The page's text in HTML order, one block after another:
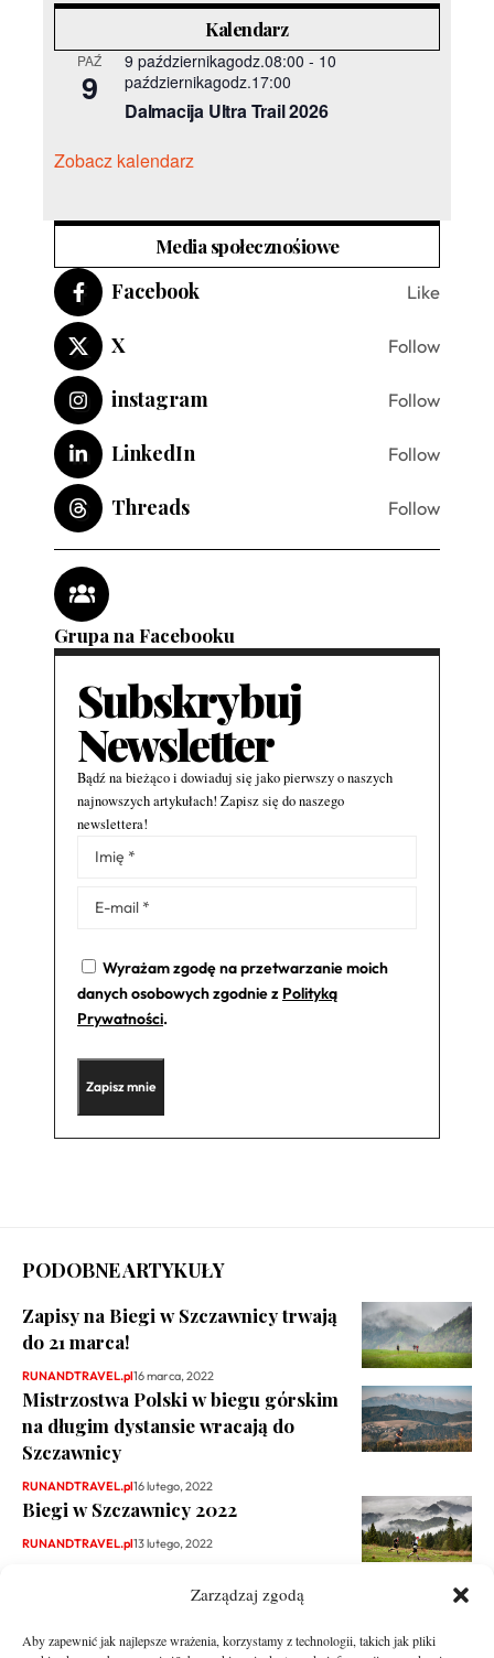
Zarządzaj zgodą
Aby zapewnić jak najlepsze wrażenia, korzystamy z technologii, takich jak pliki
Kalendarz
PAŹ
9
9 październikagodz.08:00 - 10
październikagodz.17:00
Dalmacija Ultra Trail 2026
Zobacz kalendarz
Media społecznośiowe
Facebook Like
X Follow
instagram Follow
LinkedIn Follow
Threads Follow
Grupa na Facebooku
Subskrybuj
Newsletter
Bądź na bieżąco i dowiaduj się jako pierwszy o naszych
najnowszych artykułach! Zapisz się do naszego
newslettera!
Wyrażam zgodę na przetwarzanie moich
danych osobowych zgodnie z Polityką
Prywatności.
Alternative:
PODOBNE ARTYKUŁY
Zapisy na Biegi w Szczawnicy trwają
do 21 marca!
RUNANDTRAVEL.pl16 marca, 2022
Mistrzostwa Polski w biegu górskim
na długim dystansie wracają do
Szczawnicy
RUNANDTRAVEL.pl16 lutego, 2022
Biegi w Szczawnicy 2022
RUNANDTRAVEL.pl13 lutego, 2022